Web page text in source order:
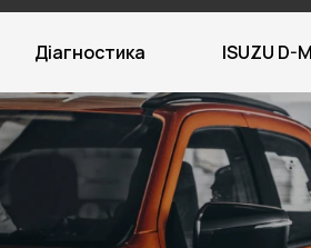
Діагностика ISUZU D-